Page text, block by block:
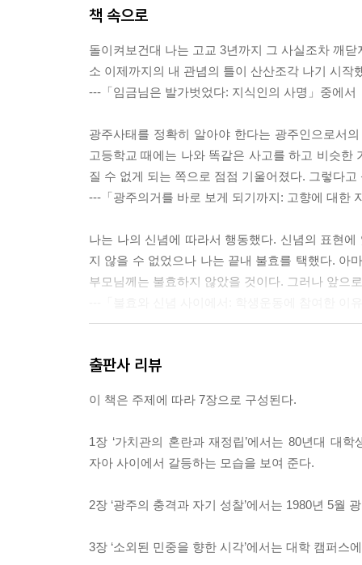
불효와 신념 사이에서: 학생운동에 참여한 이유_
7장 대학에서 깨달은 여성의 정체성
대학 내의 남녀차별: 여자의 벽을 넘어 열린 사회
엄마와의 대화: 자유인이 되어 날아오르고 싶어_
“여대생이 뭐 그런 데 관심을 가져!”: 가부장적 여
1. 책을 내게 된 소회
2. 리포트 속의 나와 현재의 나
책 속으로
돌이켜보건대 나는 고교 3년까지 그 사실조차 깨
소 이제까지의 내 관념의 틀이 산산조각 나기 시
---「임금님은 발가벗었다: 지식인의 사명」중에서
광주사태를 정확히 알아야 한다는 광주인으로서
고등학교 때에는 나와 똑같은 사고를 하고 비슷
질 수 없게 되는 쪽으로 점점 기울어졌다. 그렇다
---「광주의거를 바로 보게 되기까지: 고향에 대한
나는 나의 신념에 따라서 행동했다. 신념의 표현
지 않을 수 없었으나 나는 끝내 불효를 택했다. 아
부모님께는 불효하지 않았을 것이다. 그러나 앞으
기대되는 나의 행동양식, 내가 지금껏 가지고 있
출판사 리뷰
이 책은 주제에 따라 7장으로 구성된다.
1장 ‘가치관의 혼란과 재정립’에서는 80년대 대
자아 사이에서 갈등하는 모습을 보여 준다.
2장 ‘광주의 충격과 자기 성찰’에서는 1980년 5월
3장 ‘소외된 민중을 향한 시각’에서는 대학 캠퍼